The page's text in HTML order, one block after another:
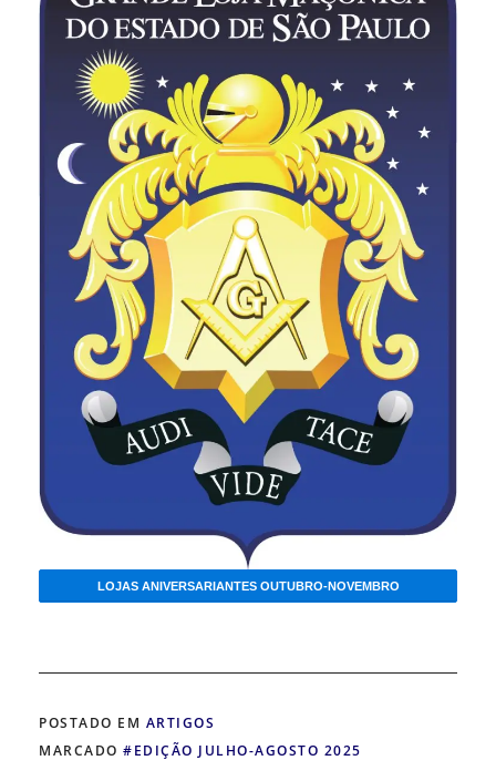
LOJAS ANIVERSARIANTES OUTUBRO-NOVEMBRO
POSTADO EM ARTIGOS
MARCADO #EDIÇÃO JULHO-AGOSTO 2025